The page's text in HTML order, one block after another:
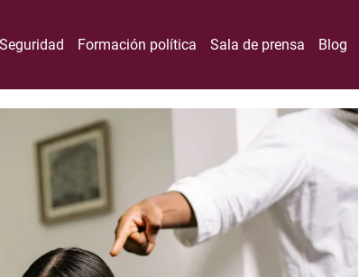
Seguridad Formación política Sala de prensa Blog